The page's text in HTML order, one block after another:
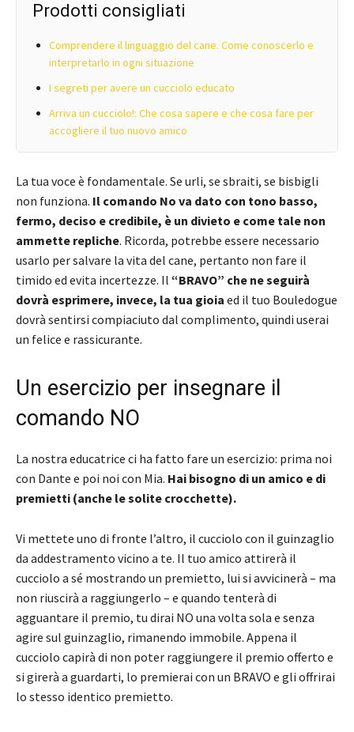
Prodotti consigliati
Comprendere il linguaggio del cane. Come conoscerlo e
interpretarlo in ogni situazione
I segreti per avere un cucciolo educato
Arriva un cucciolo!: Che cosa sapere e che cosa fare per
accogliere il tuo nuovo amico
La tua voce è fondamentale. Se urli, se sbraiti, se bisbigli
non funziona. Il comando No va dato con tono basso,
fermo, deciso e credibile, è un divieto e come tale non
ammette repliche. Ricorda, potrebbe essere necessario
usarlo per salvare la vita del cane, pertanto non fare il
timido ed evita incertezze. Il “BRAVO” che ne seguirà
dovrà esprimere, invece, la tua gioia ed il tuo Bouledogue
dovrà sentirsi compiaciuto dal complimento, quindi userai
un felice e rassicurante.
Un esercizio per insegnare il
comando NO
La nostra educatrice ci ha fatto fare un esercizio: prima noi
con Dante e poi noi con Mia. Hai bisogno di un amico e di
premietti (anche le solite crocchette).
Vi mettete uno di fronte l’altro, il cucciolo con il guinzaglio
da addestramento vicino a te. Il tuo amico attirerà il
cucciolo a sé mostrando un premietto, lui si avvicinerà – ma
non riuscirà a raggiungerlo – e quando tenterà di
agguantare il premio, tu dirai NO una volta sola e senza
agire sul guinzaglio, rimanendo immobile. Appena il
cucciolo capirà di non poter raggiungere il premio offerto e
si girerà a guardarti, lo premierai con un BRAVO e gli offrirai
lo stesso identico premietto.